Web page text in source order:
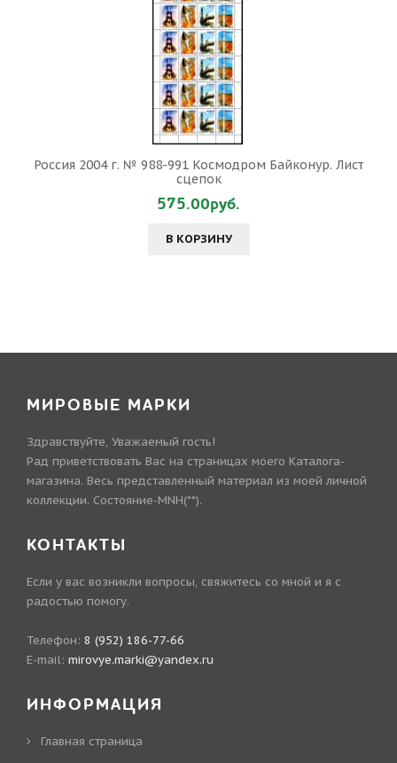
Россия 2004 г. № 988-991 Космодром Байконур. Лист
сцепок
575.00руб.
В КОРЗИНУ
МИРОВЫЕ МАРКИ
Здравствуйте, Уважаемый гость!
Рад приветствовать Вас на страницах моего Каталога-
магазина. Весь представленный материал из моей личной
коллекции. Состояние-MNH(**).
КОНТАКТЫ
Если у вас возникли вопросы, свяжитесь со мной и я с
радостью помогу.
Телефон: 8 (952) 186-77-66
E-mail: mirovye.marki@yandex.ru
ИНФОРМАЦИЯ
Главная страница